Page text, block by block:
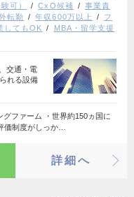
可） CxO候補
事業責
転勤 年収600万以上
フ
してもOK
MBA・留学支援
交通・電
れる設備
グファーム ・世界約150ヵ国に
価制度がしっか…
詳細へ